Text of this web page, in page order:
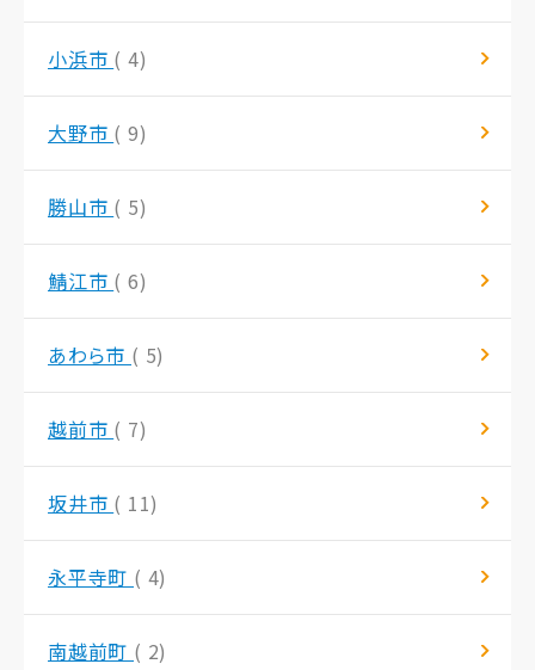
小浜市 ( 4)
大野市 ( 9)
勝山市 ( 5)
鯖江市 ( 6)
あわら市 ( 5)
越前市 ( 7)
坂井市 ( 11)
永平寺町 ( 4)
南越前町 ( 2)